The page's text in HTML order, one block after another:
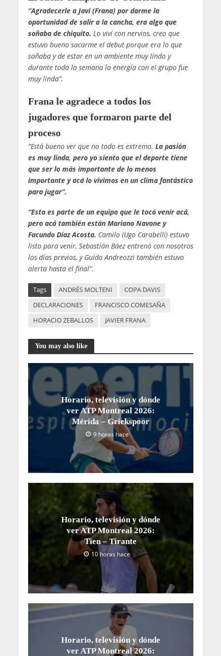
“Agradecerle a Javi (Frana) por darme la
oportunidad de salir a la cancha, era algo que
soñaba de chiquito. Lo viví con nervios, creo que
estuvo bueno sacarme el debut porque era lo que
soñaba y de estar en un ambiente muy lindo y
durante toda la semana la energía con el grupo fue
muy linda”.
Frana le agradece a todos los
jugadores que formaron parte del
proceso
“Está bueno ver que no todo es extremo. La pasión
es muy linda, pero yo siento que el deporte tiene
que ser lo más importante de lo menos
importante y acá lo vivimos en un clima fantástico
para jugar”.
“Esto es parte de un equipo que le tocó venir acá,
pero acá también están Mariano Navone y
Facundo Díaz Acosta. Camilo (Ugo Carabelli) estuvo
listo para venir, Sebastián Báez entrenó con nosotros
los días previos, y Guido Andreozzi también estuvo
alerta hasta el final”.
Tags ANDRÉS MOLTENI
COPA DAVIS
DECLARACIONES
FRANCISCO COMESAÑA
HORACIO ZEBALLOS
JAVIER FRANA
You may also like
Horario, televisión y dónde
ver ATP Montreal 2026:
Mérida – Griekspoor
9 horas hace
Horario, televisión y dónde
ver ATP Montreal 2026:
Tien – Tirante
10 horas hace
Horario, televisión y dónde
ver ATP Montreal 2026: